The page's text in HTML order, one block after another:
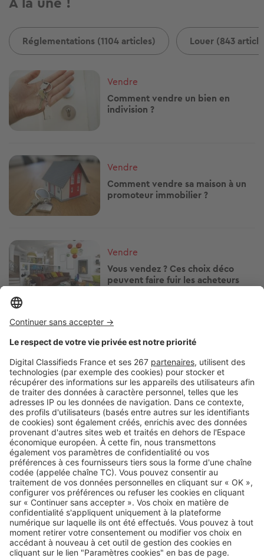
Réglementations (1104 articles) Louer (843
Image
Vendre
Comment vendre un bien en
indivision ?
Image
Vendre
Comment vendre sa maison à un
promoteur immobilier ?
Image
Vendre
Vous vendez ? Ces choix déco
peuvent faire fuir les acheteurs
Image
Maison héritée à plusieurs : les
bons réflexes pour éviter blocage
et conflits
Image
Vendre
Vendre une maison familiale
héritée : ces erreurs ralentissent
tout
SeLoger c'est aussi